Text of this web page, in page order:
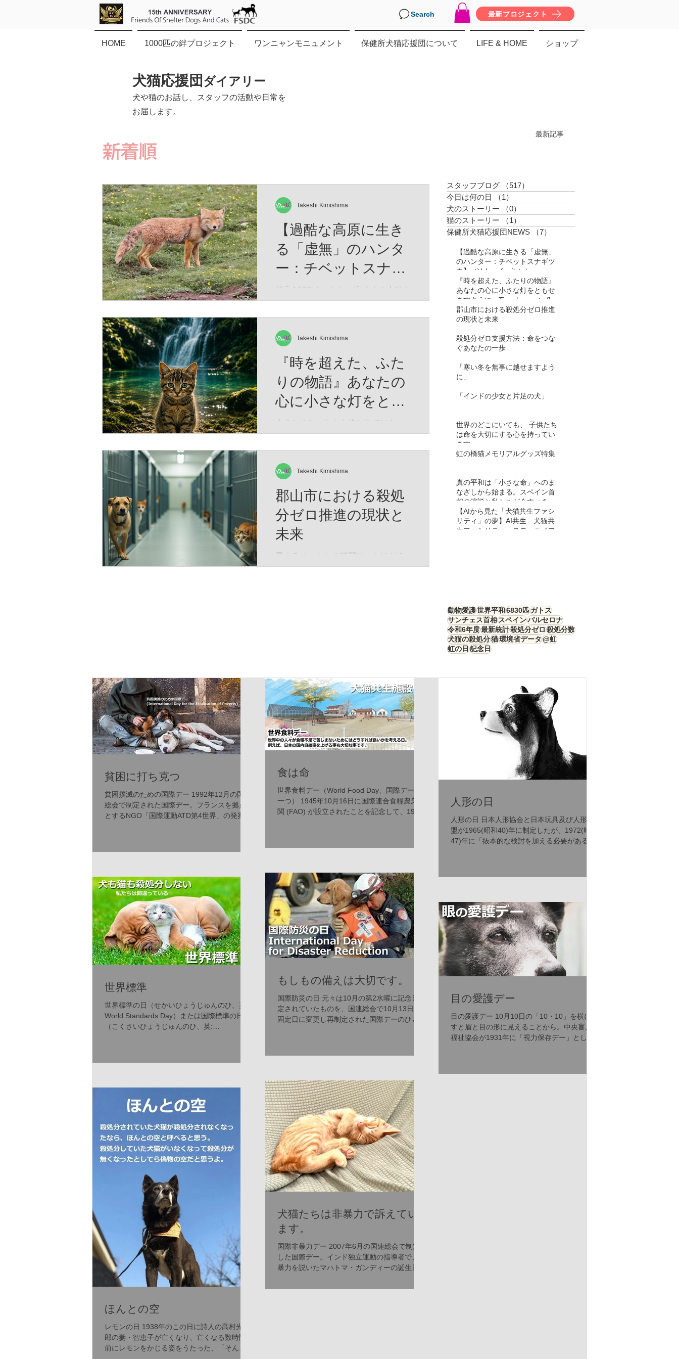
Search 最新プロジェクト
HOME 1000匹の絆プロジェクト ワンニャンモニュメント 保健所犬猫応援団について LIFE & HOME ショップ
犬猫応援団 ダイアリー
犬や猫のお話し、スタッフの活動や日常を
お届します。
新着順
【過酷な高原に生き
る「虚無」のハンタ
ー：チベットスナギ
ツネ】（Vulpes
標高4,500メートル。 富士山の山頂を
遥かに超え、酸素は地表の半分、冬
むかのようなこの極限の地に、世界
かれる捕食者が生息しています。 彼
の名はチベットスナギツネ（Vulpes
ferrilata）。 チベットスナギツネ 人
間の感情をすべて削ぎ落としたかの
ようなその「虚無の眼差し」は、
SNSでユーモラスなミームとして愛
されています。しかし、この唯一無
ン」なのです。 特徴的な四角い顔
ん。 高原の激しい嵐や、骨を刺すよ
うな寒さから頭部を守るため、彼ら
の頭部は極厚の冬毛で覆われていま
す。さらに、強烈な紫外線と吹きす
はこの寡黙な表情のまま、荒野のス
Takeshi Kimishima
『時を超えた、ふた
りの物語』あなたの
心に小さな灯をとも
せますように。Time
began to flow again
会えなくなったから終わりではな
い。 想い続けた時間もまた、 かけが
―― あなたと愛猫が夢の中で紡い
ん。
Takeshi Kimishima
郡山市における殺処
分ゼロ推進の現状と
未来
愛するペットとの時間は、かけがえ
のない宝物です。私たちが大切に育
動物の命を尊重し、無駄な殺処分を
なくすための活動が活発に行われて
います。行政と地域のボランティア
団体、そして市民が一体となって、
命を救うためのさまざまな施策を推
進中です。 具体的には、以下のよう
な取り組みが挙げられます。 譲渡会
い家族と出会う場を定期的に設けて
います。 飼い主教育の強化：適切な
飼育方法や終生飼養の重要性を伝え
る講座やイベントを開催。 不妊・去
地域猫活動の支援：野良猫の適正管
れらの活動は、単に殺処分を減らす
だけでなく、動物と人が共に幸せに
暮らせる社会づくりの基盤となって
います。...
Takeshi Kimishima
最新記事
スタッフブログ （517）
今日は何の日
（1）
犬のストーリー
（0）
猫のストーリー
（1）
保健所犬猫応援団NEWS
（7）
【過酷な高原に生きる「虚無」
のハンター：チベットスナギツ
ネ】（Vulpes ferrilata）
『時を超えた、ふたりの物語』
あなたの心に小さな灯をともせ
ますように。Time began to flow
again
郡山市における殺処分ゼロ推進
の現状と未来
殺処分ゼロ支援方法：命をつな
ぐあなたの一歩
「寒い冬を無事に越せますよう
に」
「インドの少女と片足の犬」
世界のどこにいても、 子供たち
は命を大切にする心を持ってい
ます。
虹の橋猫メモリアルグッズ特集
真の平和は「小さな命」へのま
なざしから始まる。スペイン首
相の演説と私たちが今すべきこ
と【AIから見た「犬猫共生ファシ
リティ」の夢】AI共生 犬猫共
生ファシリティ スローライフ
動物愛護世界平和6830匹ガトス
サンチェス首相スペインバルセロナ
令和6年度最新統計殺処分ゼロ殺処分数
犬猫の殺処分猫環境省データ@虹
虹の日記念日
貧困に打ち克つ
貧困撲滅のための国際デー 1992年12月の国連
総会で制定された国際デー。フランスを拠点
とするNGO「国際運動ATD第4世界」の発案に
食は命
世界食料デー（World Food Day、国際デーの
一つ） 1945年10月16日に国際連合食糧農業機
関 (FAO) が設立されたことを記念して、1981
人形の日
人形の日 日本人形協会と日本玩具及び人形連
盟が1965(昭和40)年に制定したが、1972(昭和
47)年に「抜本的な検討を加える必要がある」
世界標準
世界標準の日（せかいひょうじゅんのひ、英:
World Standards Day）または国際標準の日
（こくさいひょうじゅんのひ、英:
もしもの備えは大切です。
国際防災の日 元々は10月の第2水曜に記念日制
定されていたものを、国連総会で10月13日の
固定日に変更し再制定された国際デーのひと
目の愛護デー
目の愛護デー 10月10日の「10・10」を横に倒
すと眉と目の形に見えることから。中央盲人
福祉協会が1931年に「視力保存デー」として
ほんとの空
レモンの日 1938年のこの日に詩人の高村光太
郎の妻・智恵子が亡くなり、亡くなる数時間
前にレモンをかじる姿をうたった、「そんな
犬猫たちは非暴力で訴えてい
ます。
国際非暴力デー 2007年6月の国連総会で制定
した国際デー。インド独立運動の指導者で、非
暴力を説いたマハトマ・ガンディーの誕生日。
どに対する物理的な破壊力をいう。ただし、心